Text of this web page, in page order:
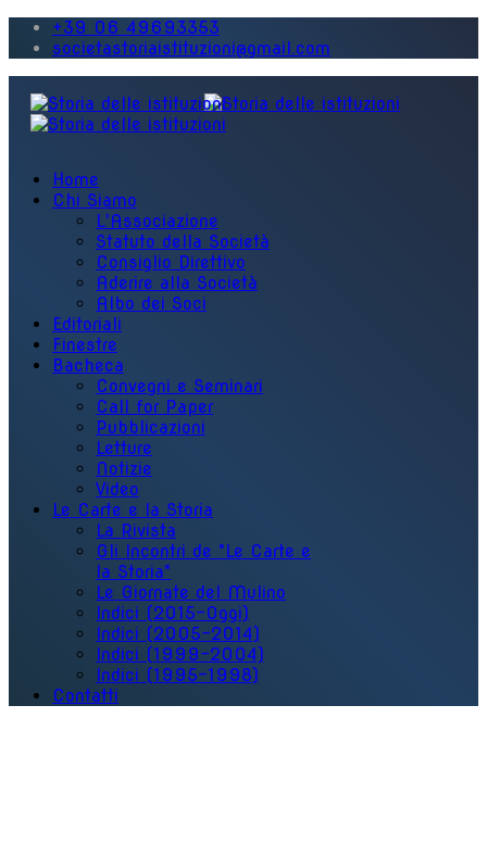
+39 06 49693353
societastoriaistituzioni@gmail.com
Home
Chi Siamo
L'Associazione
Statuto della Società
Consiglio Direttivo
Aderire alla Società
Albo dei Soci
Editoriali
Finestre
Bacheca
Convegni e Seminari
Call for Paper
Pubblicazioni
Letture
Notizie
Video
Le Carte e la Storia
La Rivista
Gli Incontri de "Le Carte e
la Storia"
Le Giornate del Mulino
Indici (2015-Oggi)
Indici (2005-2014)
Indici (1999-2004)
Indici (1995-1998)
Contatti